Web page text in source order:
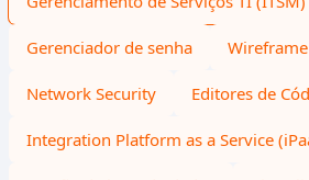
Gerenciador de senha Wireframe
Network Security Editores de
Integration Platform as a Service